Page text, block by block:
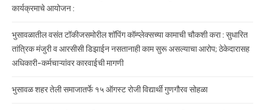
कार्यक्रमाचे आयोजन :
भुसावळातील वसंत टॉकीजसमोरील शॉपिंग कॉम्प्लेक्सच्या कामाची चौकशी करा : सुधारित
तांत्रिक मंजुरी व आरसीसी डिझाईन नसतानाही काम सुरू असल्याचा आरोप; ठेकेदारासह
अधिकारी-कर्मचाऱ्यांवर कारवाईची मागणी
भुसावळ शहर तेली समाजातर्फे १५ ऑगस्ट रोजी विद्यार्थी गुणगौरव सोहळा